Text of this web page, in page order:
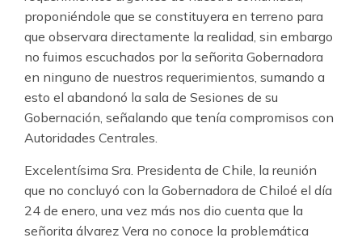
proponiéndole que se constituyera en terreno para
que observara directamente la realidad, sin embargo
no fuimos escuchados por la señorita Gobernadora
en ninguno de nuestros requerimientos, sumando a
esto el abandonó la sala de Sesiones de su
Gobernación, señalando que tenía compromisos con
Autoridades Centrales.
Excelentísima Sra. Presidenta de Chile, la reunión
que no concluyó con la Gobernadora de Chiloé el día
24 de enero, una vez más nos dio cuenta que la
señorita álvarez Vera no conoce la problemática